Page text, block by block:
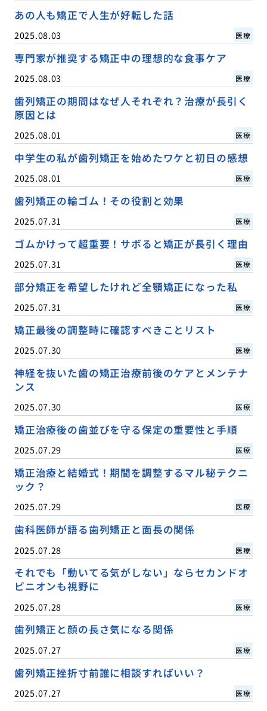
あの人も矯正で人生が好転した話
2025.08.03 医療
専門家が推奨する矯正中の理想的な食事ケア
2025.08.03 医療
歯列矯正の期間はなぜ人それぞれ？治療が長引く
原因とは
2025.08.01 医療
中学生の私が歯列矯正を始めたワケと初日の感想
2025.08.01 医療
歯列矯正の輪ゴム！その役割と効果
2025.07.31 医療
ゴムかけって超重要！サボると矯正が長引く理由
2025.07.31 医療
部分矯正を希望したけれど全顎矯正になった私
2025.07.31 医療
矯正最後の調整時に確認すべきことリスト
2025.07.30 医療
神経を抜いた歯の矯正治療前後のケアとメンテナ
ンス
2025.07.30 医療
矯正治療後の歯並びを守る保定の重要性と手順
2025.07.29 医療
矯正治療と結婚式！期間を調整するマル秘テクニ
ック？
2025.07.29 医療
歯科医師が語る歯列矯正と面長の関係
2025.07.28 医療
それでも「動いてる気がしない」ならセカンドオ
ピニオンも視野に
2025.07.28 医療
歯列矯正と顔の長さ気になる関係
2025.07.27 医療
歯列矯正挫折寸前誰に相談すればいい？
2025.07.27 医療